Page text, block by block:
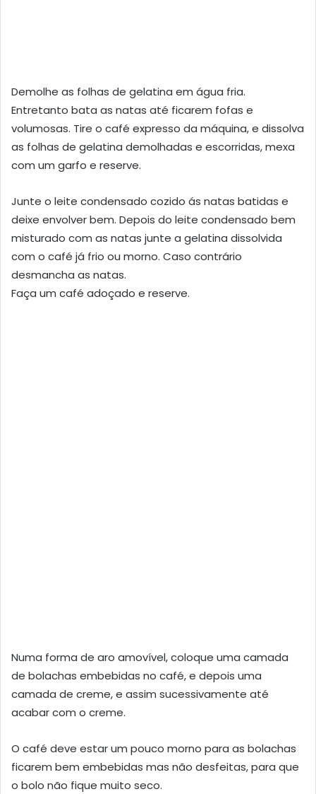
Demolhe as folhas de gelatina em água fria.
Entretanto bata as natas até ficarem fofas e
volumosas. Tire o café expresso da máquina, e dissolva
as folhas de gelatina demolhadas e escorridas, mexa
com um garfo e reserve.
Junte o leite condensado cozido ás natas batidas e
deixe envolver bem. Depois do leite condensado bem
misturado com as natas junte a gelatina dissolvida
com o café já frio ou morno. Caso contrário
desmancha as natas.
Faça um café adoçado e reserve.
Numa forma de aro amovível, coloque uma camada
de bolachas embebidas no café, e depois uma
camada de creme, e assim sucessivamente até
acabar com o creme.
O café deve estar um pouco morno para as bolachas
ficarem bem embebidas mas não desfeitas, para que
o bolo não fique muito seco.